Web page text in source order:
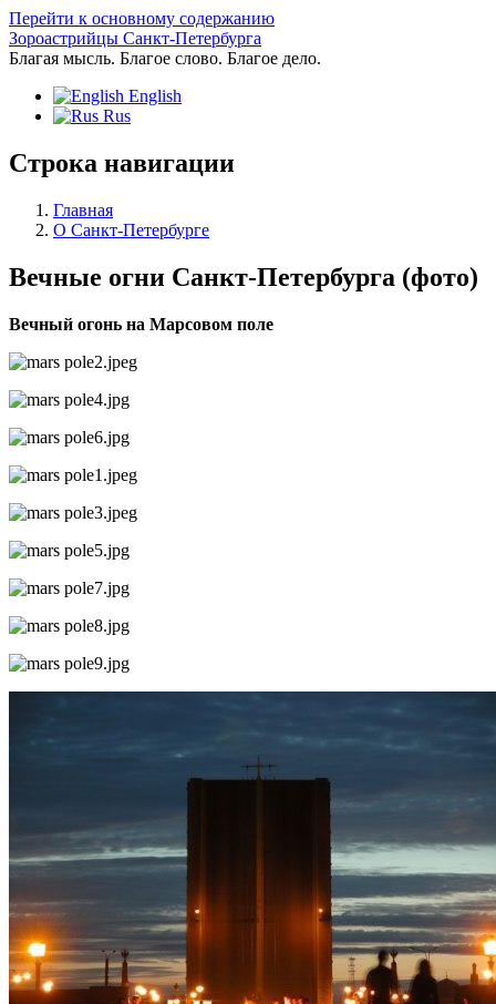
Перейти к основному содержанию
Зороастрийцы Санкт-Петербурга
Благая мысль. Благое слово. Благое дело.
English
Rus
Строка навигации
Главная
O Санкт-Петербурге
Вечные огни Санкт-Петербурга (фото)
Вечный огонь на Марсовом поле